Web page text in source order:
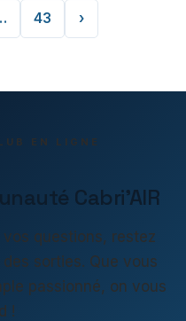
43 ›
EN LIGNE
Cabri'AIR
questions, restez
sorties. Que vous
passionné, on vous
!